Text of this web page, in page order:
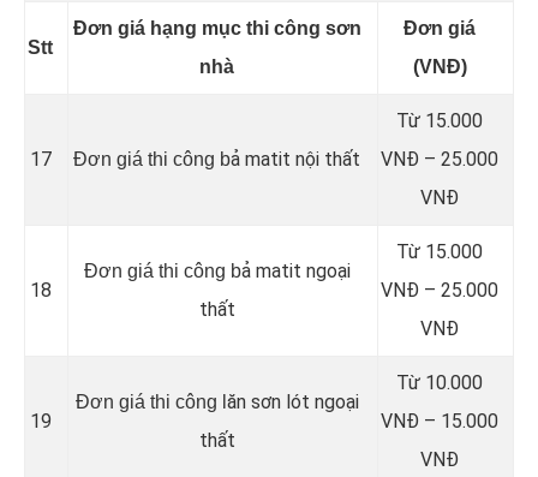
Stt
Đơn giá hạng mục thi công sơn
nhà
Đơn giá
(VNĐ)
17 Đơn giá thi công bả matit nội thất
Từ 15.000
VNĐ – 25.000
VNĐ
18
Đơn giá thi công bả matit ngoại
thất
Từ 15.000
VNĐ – 25.000
VNĐ
19
Đơn giá thi công l ăn sơn lót ngoại
thất
Từ 10.000
VNĐ – 15.000
VNĐ